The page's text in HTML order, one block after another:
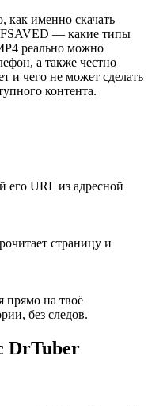
как именно скачать
— какие типы
реально можно
а также честно
и чего не может сделать
контента.
его URL из адресной
страницу и
прямо на твоё
без следов.
DrTuber